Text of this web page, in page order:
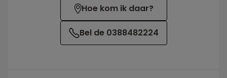
Hoe kom ik daar?
Bel de 0388482224